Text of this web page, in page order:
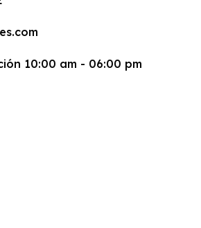
10:00 am - 06:00 pm